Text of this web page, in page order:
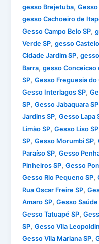
gesso Brejetuba,Gesso
gesso Cachoeiro de
Gesso Campo Belo SP,
Verde SP,gesso Castelo
Cidade Jardim SP,
Barra,gesso Conceicao
SP,Gesso Freguesia do
Gesso Interlagos SP,
SP,Gesso Jabaquara SP
Jardins SP,Gesso Lapa
Limão SP,Gesso Liso SP
SP,Gesso Morumbi SP,
Paraíso SP,Gesso
Pinheiros SP,Gesso
Gesso Rio Pequeno SP,
Rua Oscar Freire SP,
Amaro SP,Gesso Saúde
Gesso Tatuapé SP,
SP,Gesso Vila
Gesso Vila Mariana SP,